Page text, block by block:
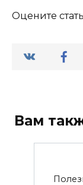
Оцените
Вам